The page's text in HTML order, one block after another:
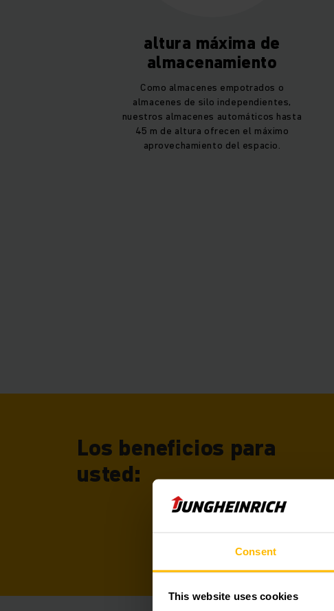
Consent
This website uses cookies
altura máxima de
almacenamiento
Como almacenes empotrados o
almacenes de silo independientes,
nuestros almacenes automáticos hasta
45 m de altura ofrecen el máximo
aprovechamiento del espacio.
Los beneficios para
usted: